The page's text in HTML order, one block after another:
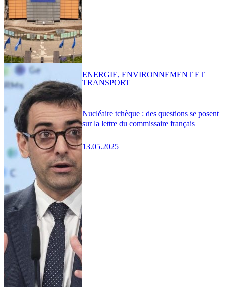
Nucléaire tchèque : des questions se posent
sur la lettre du commissaire français
13.05.2025
ENERGIE, ENVIRONNEMENT ET
TRANSPORT